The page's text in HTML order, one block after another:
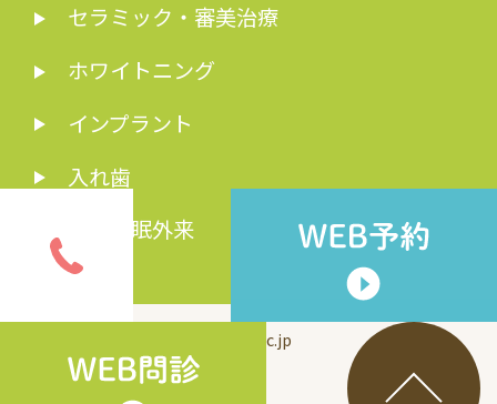
セラミック・審美治療
ホワイトニング
インプラント
入れ歯
歯科睡眠外来
© inui-dc.jp